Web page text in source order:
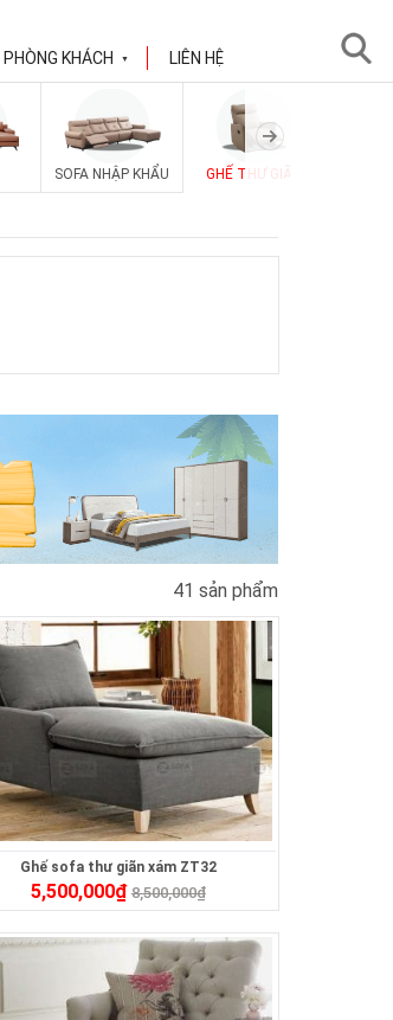
PHÒNG KHÁCH ▼ LIÊN HỆ
SOFA NHẬP KHẨU GHẾ THƯ GIÃN
41 sản phẩm
Ghế sofa thư giãn xám ZT32
5,500,000₫ 8,500,000₫